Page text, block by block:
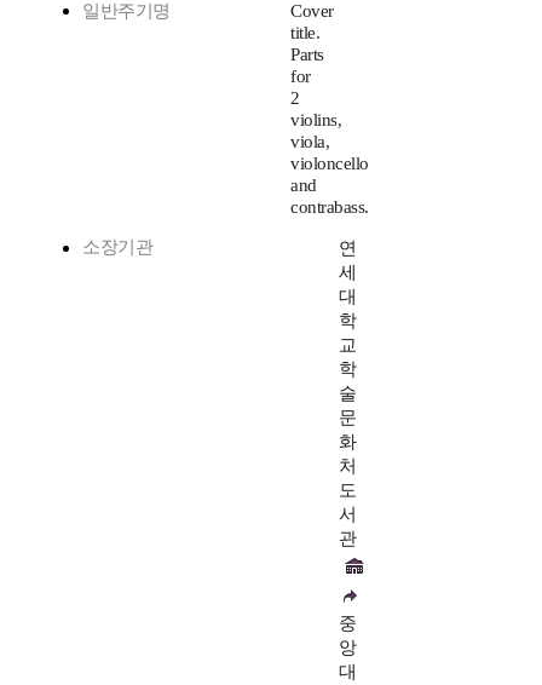
일반주기명
Cover
title.
Parts
for
2
violins,
viola,
violoncello
and
contrabass.
소장기관
연
세
대
학
교
학
술
문
화
처
도
서
관
중
앙
대